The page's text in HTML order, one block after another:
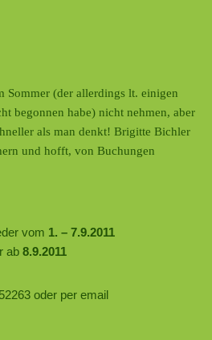
Sommer (der allerdings lt. einigen
begonnen habe) nicht nehmen, aber
als man denkt! Brigitte Bichler
und hofft, von Buchungen
vom 1. – 7.9.2011
ab 8.9.2011
oder per email